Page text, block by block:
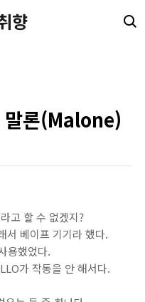
향
말론(Malone)
고 할 수 없겠지?
서 베이프 기기라 했다.
용했었다.
가 작동을 안 해서다.